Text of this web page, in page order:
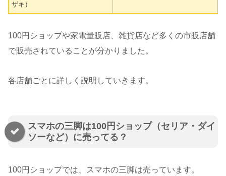
ザキ）
100円ショップや家電量販店、雑貨店など多くの市販店舗
で販売されていることが分かりました。
各店舗ごとに詳しく説明していきます。
スマホの三脚は100円ショップ（セリア・ダイ
ソーなど）に売ってる？
100円ショップでは、スマホの三脚は売っています。